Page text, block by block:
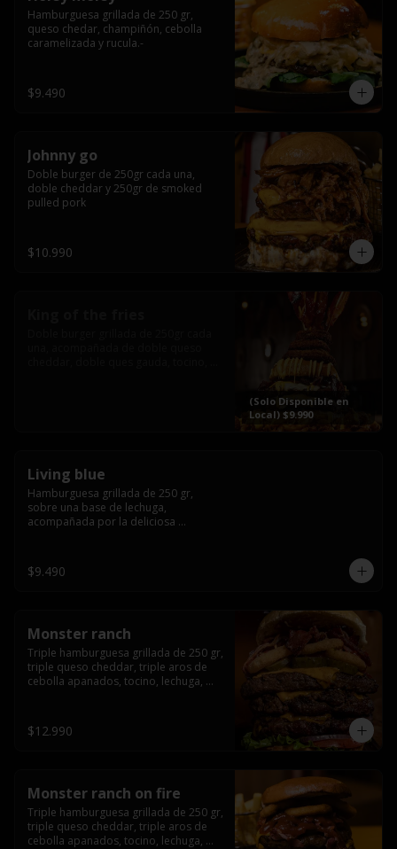
Hamburguesa grillada de 250 gr,
queso chedar, champiñón, cebolla
caramelizada y rucula.-
$9.490
Johnny go
Doble burger de 250gr cada una,
doble cheddar y 250gr de smoked
pulled pork
$10.990
(Solo Disponible en
Local) $9.990
Living blue
Hamburguesa grillada de 250 gr,
sobre una base de lechuga,
acompañada por la deliciosa
wisky jack daniels y salsa de miel.-
$9.490
Monster ranch
Triple hamburguesa grillada de 250 gr,
triple queso cheddar, triple aros de
cebolla apanados, tocino, lechuga,
$12.990
Monster ranch on fire
Triple hamburguesa grillada de 250 gr,
triple queso cheddar, triple aros de
cebolla apanados, tocino, lechuga,